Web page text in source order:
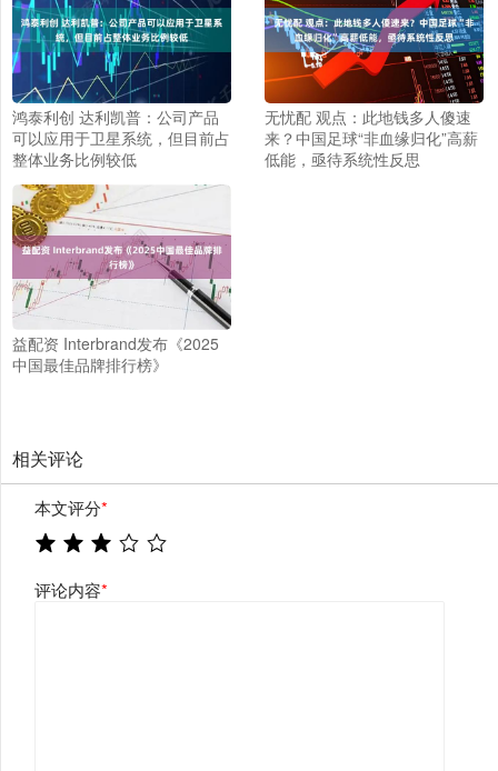
鸿泰利创 达利凯普：公司产品
可以应用于卫星系统，但目前占
整体业务比例较低
无忧配 观点：此地钱多人傻速
来？中国足球“非血缘归化”高薪
低能，亟待系统性反思
益配资 Interbrand发布《2025
中国最佳品牌排行榜》
相关评论
本文评分*
评论内容*